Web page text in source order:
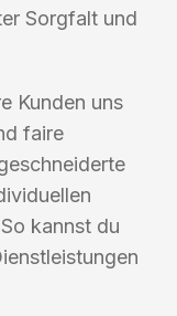
Sorgfalt und
Kunden uns
faire
kannst du